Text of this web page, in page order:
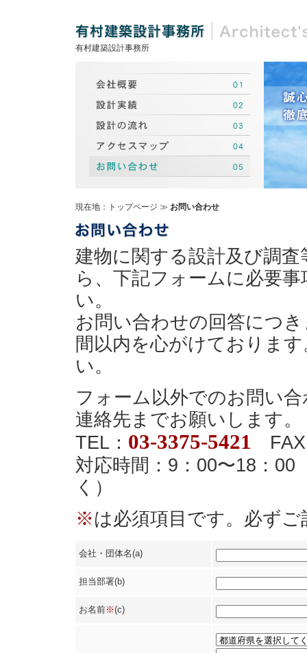
有村建築設計事務所
建物に関する設計及び調
ら、下記フォームに必要
い。
お問い合わせの回答につ
間以内を心がけておりま
い。
フォーム以外でのお問い
連絡先までお願いします。
TEL： 03-3375-5421 FAX
対応時間：9：00〜18：00
く）
※は必須項目です。必ず
会社・団体名(a)
担当部署(b)
お名前※(c)
現在地： トップページ ≫ お問い合わせ